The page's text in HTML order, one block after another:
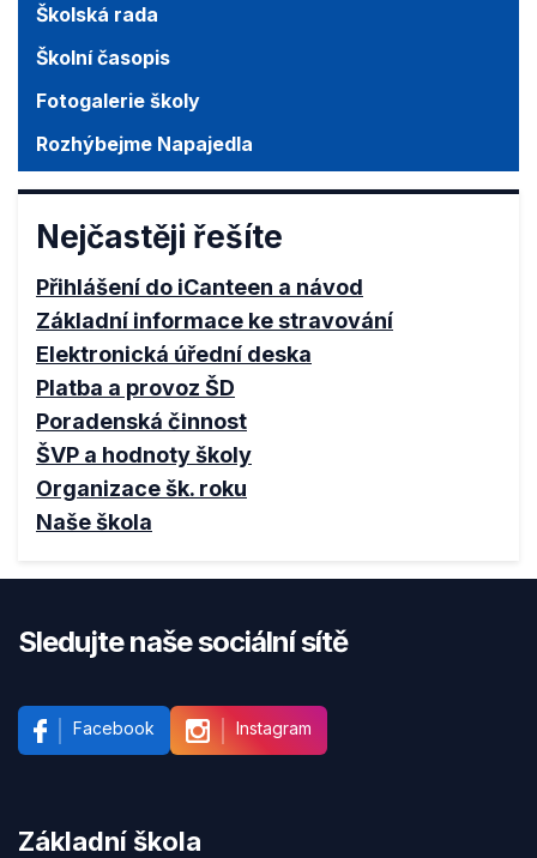
Školská rada
Školní časopis
Fotogalerie školy
Rozhýbejme Napajedla
Nejčastěji řešíte
Přihlášení do iCanteen a návod
Základní informace ke stravování
Elektronická úřední deska
Platba a provoz ŠD
Poradenská činnost
ŠVP a hodnoty školy
Organizace šk. roku
Naše škola
Sledujte naše sociální sítě
Facebook Instagram
Základní škola